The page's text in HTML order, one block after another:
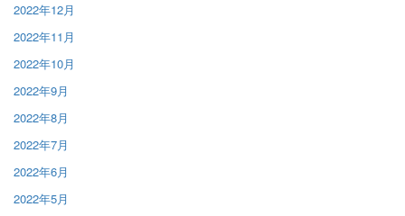
2022年12月
2022年11月
2022年10月
2022年9月
2022年8月
2022年7月
2022年6月
2022年5月